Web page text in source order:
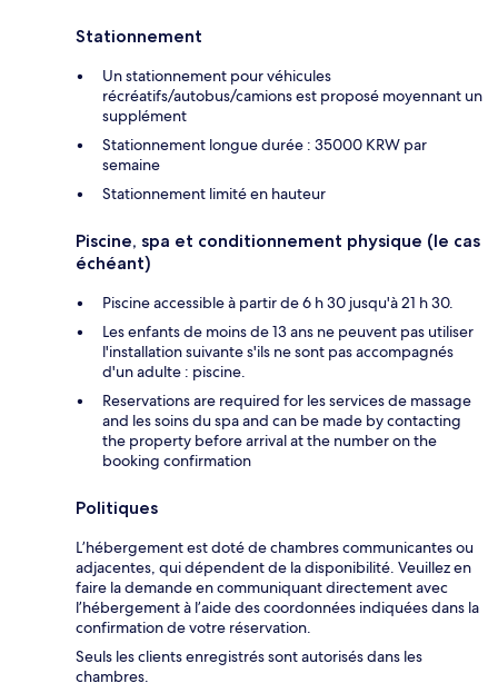
Stationnement
Un stationnement pour véhicules
récréatifs/autobus/camions est proposé moyennant un
supplément
Stationnement longue durée : 35000 KRW par
semaine
Stationnement limité en hauteur
Piscine, spa et conditionnement physique (le cas
échéant)
Piscine accessible à partir de 6 h 30 jusqu'à 21 h 30.
Les enfants de moins de 13 ans ne peuvent pas utiliser
l'installation suivante s'ils ne sont pas accompagnés
d'un adulte : piscine.
Reservations are required for les services de massage
and les soins du spa and can be made by contacting
the property before arrival at the number on the
booking confirmation
Politiques
L’hébergement est doté de chambres communicantes ou
adjacentes, qui dépendent de la disponibilité. Veuillez en
faire la demande en communiquant directement avec
l’hébergement à l’aide des coordonnées indiquées dans la
confirmation de votre réservation.
Seuls les clients enregistrés sont autorisés dans les
chambres.